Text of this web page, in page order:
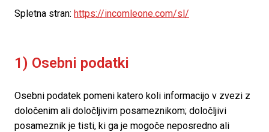
Spletna stran: https://incomleone.com/sl/
1) Osebni podatki
Osebni podatek pomeni katero koli informacijo v zvezi z
določenim ali določljivim posameznikom; določljivi
posameznik je tisti, ki ga je mogoče neposredno ali